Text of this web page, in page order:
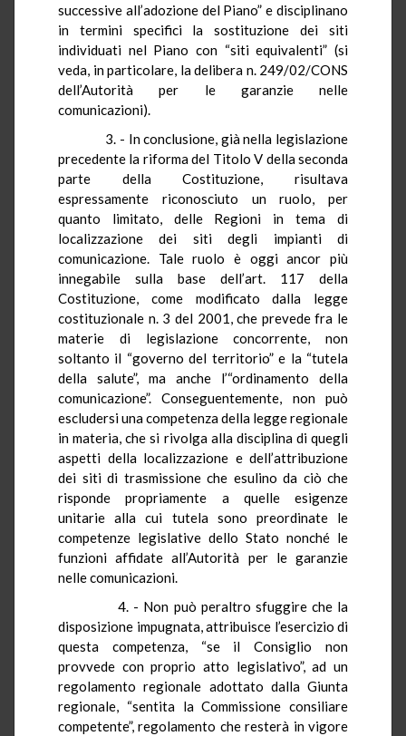
successive all’adozione del Piano” e disciplinano
in termini specifici la sostituzione dei siti
individuati nel Piano con “siti equivalenti” (si
veda, in particolare, la delibera n. 249/02/CONS
dell’Autorità per le garanzie nelle
comunicazioni).
3. - In conclusione, già nella legislazione
precedente la riforma del Titolo V della seconda
parte della Costituzione, risultava
espressamente riconosciuto un ruolo, per
quanto limitato, delle Regioni in tema di
localizzazione dei siti degli impianti di
comunicazione. Tale ruolo è oggi ancor più
innegabile sulla base dell’art. 117 della
Costituzione, come modificato dalla legge
costituzionale n. 3 del 2001, che prevede fra le
materie di legislazione concorrente, non
soltanto il “governo del territorio” e la “tutela
della salute”, ma anche l’“ordinamento della
comunicazione”. Conseguentemente, non può
escludersi una competenza della legge regionale
in materia, che si rivolga alla disciplina di quegli
aspetti della localizzazione e dell’attribuzione
dei siti di trasmissione che esulino da ciò che
risponde propriamente a quelle esigenze
unitarie alla cui tutela sono preordinate le
competenze legislative dello Stato nonché le
funzioni affidate all’Autorità per le garanzie
nelle comunicazioni.
4. - Non può peraltro sfuggire che la
disposizione impugnata, attribuisce l’esercizio di
questa competenza, “se il Consiglio non
provvede con proprio atto legislativo”, ad un
regolamento regionale adottato dalla Giunta
regionale, “sentita la Commissione consiliare
competente”, regolamento che resterà in vigore